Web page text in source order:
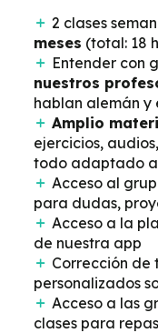
2 clases
meses (total: 18
Entender con
nuestros
hablan alemán y
Amplio
ejercicios,
todo adaptado a
Acceso al
para dudas,
Acceso a la
de nuestra app
Corrección de
personalizados
Acceso a las
clases para